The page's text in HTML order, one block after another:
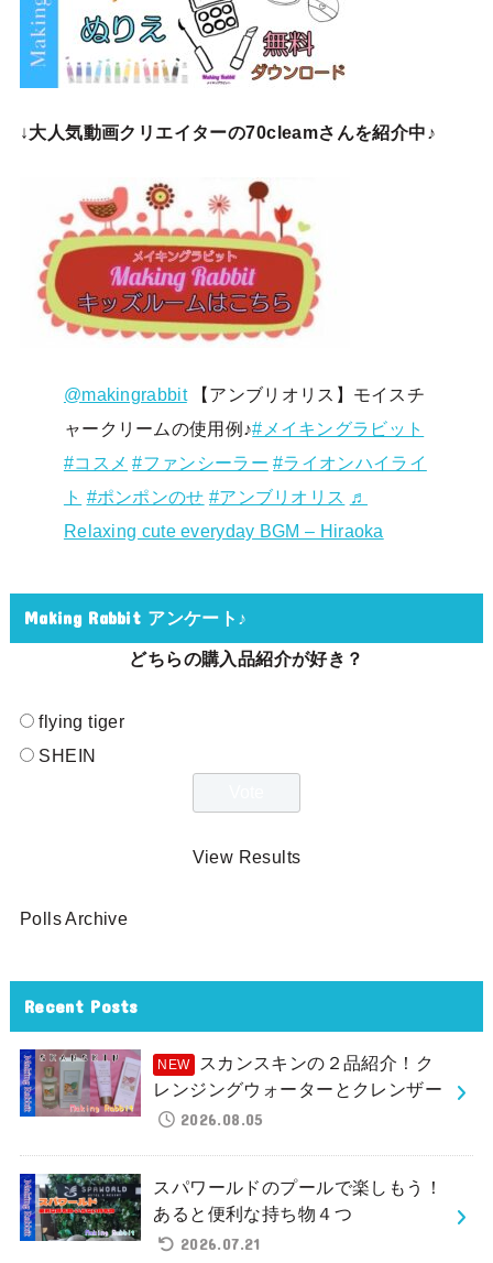
↓大人気動画クリエイターの70cleamさんを紹介中♪
@makingrabbit【アンブリオリス】モイスチ
ャークリームの使用例♪#メイキングラビット
#コスメ #ファンシーラー #ライオンハイライ
ト #ポンポンのせ #アンブリオリス
♬
Relaxing cute everyday BGM – Hiraoka
Making Rabbit アンケート♪
どちらの購入品紹介が好き？
flying tiger
SHEIN
View Results
Polls Archive
Recent Posts
スカンスキンの２品紹介！ク
レンジングウォーターとクレンザー
2026.08.05
スパワールドのプールで楽しもう！
あると便利な持ち物４つ
2026.07.21